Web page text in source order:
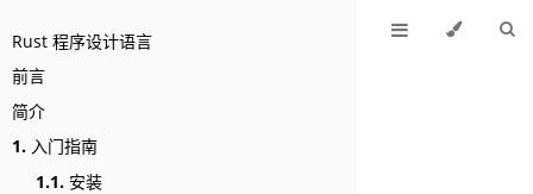
Rust 程序设计语言
前言
简介
1. 入门指南
1.1. 安装